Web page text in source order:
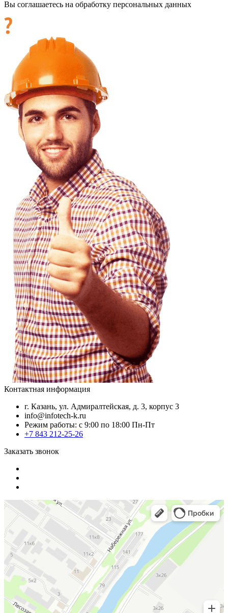
Вы соглашаетесь на обработку персональных данных
Контактная информация
г. Казань, ул. Адмиралтейская, д. 3, корпус 3
info@infotech-k.ru
Режим работы: с 9:00 по 18:00 Пн-Пт
+7 843 212-25-26
Заказать звонок